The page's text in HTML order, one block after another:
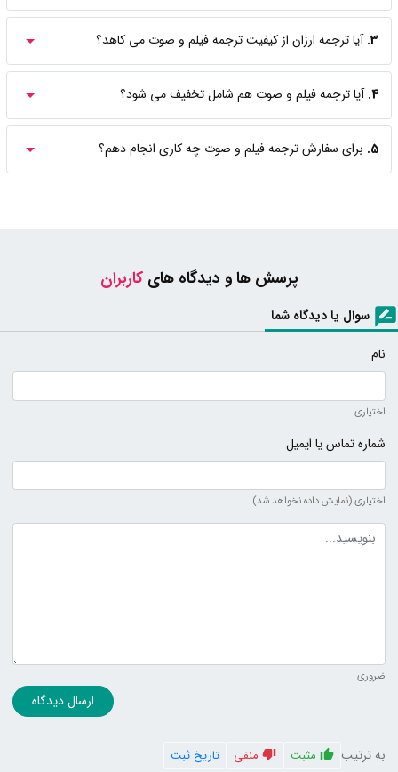
3. آیا ترجمه ارزان از کیفیت ترجمه فیلم و صوت می کاهد؟
4. آیا ترجمه فیلم و صوت هم شامل تخفیف می شود؟
5. برای سفارش ترجمه فیلم و صوت چه کاری انجام دهم؟
پرسش ها و دیدگاه هایکاربران
سوال یا دیدگاه شما
نام
اختیاری
شماره تماس یا ایمیل
اختیاری (نمایش داده نخواهد شد)
متن دیدگاه
ضروری
ارسال دیدگاه
به ترتیب مثبت منفی تاریخ ثبت